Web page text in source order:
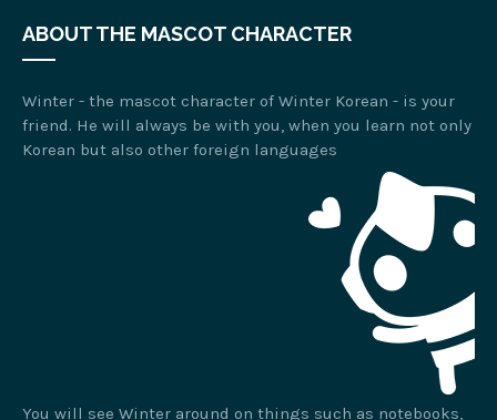
ABOUT THE MASCOT CHARACTER
Winter - the mascot character of Winter Korean - is your
friend. He will always be with you, when you learn not only
Korean but also other foreign languages
You will see Winter around on things such as notebooks,